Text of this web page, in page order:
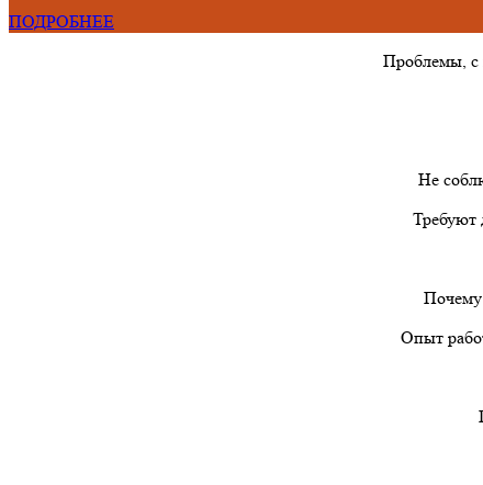
ПОДРОБНЕЕ
Проблемы, с
Не
Требуют
Почему
Опыт